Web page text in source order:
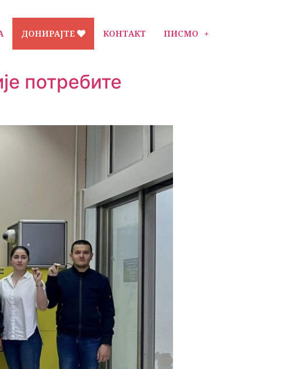
ДОНИРАЈТЕ КОНТАКТ ПИСМО
потребите